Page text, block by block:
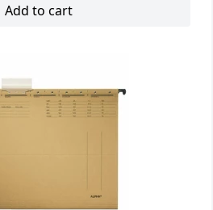
Add to cart